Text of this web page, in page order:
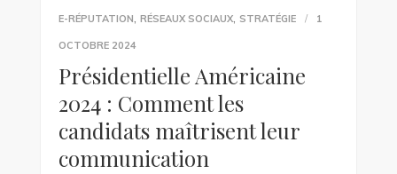
E-RÉPUTATION RÉSEAUX SOCIAUX, STRATÉGIE 1
OCTOBRE 2024
Présidentielle Américaine
2024 : Comment les
candidats maîtrisent leur
communication